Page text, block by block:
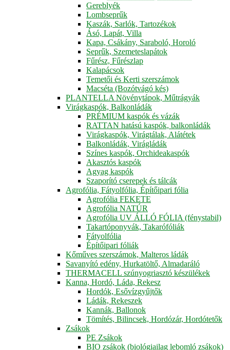
Gereblyék
Lombseprűk
Kaszák, Sarlók, Tartozékok
Ásó, Lapát, Villa
Kapa, Csákány, Saraboló, Horoló
Seprűk, Szemeteslapátok
Fűrész, Fűrészlap
Kalapácsok
Temetői és Kerti szerszámok
Macséta (Bozótvágó kés)
PLANTELLA Növénytápok, Műtrágyák
Virágkaspók, Balkonládák
PRÉMIUM kaspók és vázák
RATTAN hatású kaspók, balkonládák
Virágkaspók, Virágtálak, Alátétek
Balkonládák, Virágládák
Színes kaspók, Orchideakaspók
Akasztós kaspók
Agyag kaspók
Szaporító cserepek és tálcák
Agrofólia, Fátyolfólia, Építőipari fólia
Agrofólia FEKETE
Agrofólia NATÚR
Agrofólia UV ÁLLÓ FÓLIA (fénystabil)
Takartóponyvák, Takarófóliák
Fátyolfólia
Építőipari fóliák
Kőműves szerszámok, Malteros ládák
Savanyító edény, Hurkatöltő, Almadaráló
THERMACELL szúnyogriasztó készülékek
Kanna, Hordó, Láda, Rekesz
Hordók, Esővízgyűjtők
Ládák, Rekeszek
Kannák, Ballonok
Tömítés, Bilincsek, Hordózár, Hordótetők
Zsákok
PE Zsákok
BIO zsákok (biológiailag lebomló zsákok)